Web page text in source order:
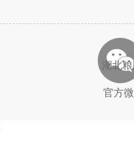
湖北
官方